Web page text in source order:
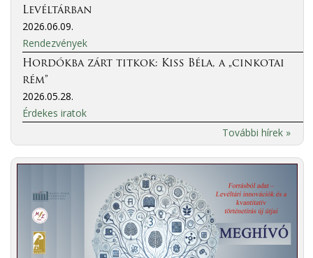
Levéltárban
2026.06.09.
Rendezvények
Hordókba zárt titkok: Kiss Béla, a „cinkotai
rém”
2026.05.28.
Érdekes iratok
További hírek »